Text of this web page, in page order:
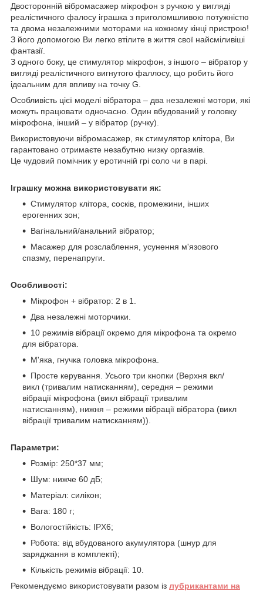
Двосторонній вібромасажер мікрофон з ручкою у вигляді
реалістичного фалосу іграшка з приголомшливою потужністю
та двома незалежними моторами на кожному кінці пристрою!
З його допомогою Ви легко втілите в життя свої найсміливіші
фантазії.
З одного боку, це стимулятор мікрофон, з іншого – вібратор у
вигляді реалістичного вигнутого фаллосу, що робить його
ідеальним для впливу на точку G.
Особливість цієї моделі вібратора – два незалежні мотори, які
можуть працювати одночасно. Один вбудований у головку
мікрофона, інший – у вібратор (ручку).
Використовуючи вібромасажер, як стимулятор клітора, Ви
гарантовано отримаєте незабутню низку оргазмів.
Це чудовий помічник у еротичній грі соло чи в парі.
Іграшку можна використовувати як:
Стимулятор клітора, сосків, промежини, інших
ерогенних зон;
Вагінальний/анальний вібратор;
Масажер для розслаблення, усунення м'язового
спазму, перенапруги.
Особливості:
Мікрофон + вібратор: 2 в 1.
Два незалежні моторчики.
10 режимів вібрації окремо для мікрофона та окремо
для вібратора.
М'яка, гнучка головка мікрофона.
Просте керування. Усього три кнопки (Верхня вкл/
викл (тривалим натисканням), середня – режими
вібрації мікрофона (викл вібрації тривалим
натисканням), нижня – режими вібрації вібратора (викл
вібрації тривалим натисканням)).
Параметри:
Розмір: 250*37 мм;
Шум: нижче 60 дБ;
Матеріал: силікон;
Вага: 180 г;
Вологостійкість: IPX6;
Робота: від вбудованого акумулятора (шнур для
заряджання в комплекті);
Кількість режимів вібрації: 10.
Рекомендуємо використовувати разом із лубрикантами на